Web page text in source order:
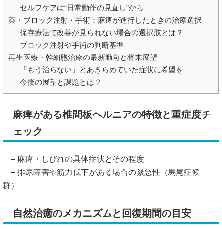
セルフケアは“日常動作の見直し”から
薬・ブロック注射・手術：麻痺が進行したときの治療選択
保存療法で改善が見られない場合の選択肢とは？
ブロック注射や手術の判断基準
再生医療・幹細胞治療の最新動向と将来展望
「もう治らない」とあきらめていた症状に希望を
今後の展望と課題とは？
麻痺がある椎間板ヘルニアの特徴と重症度チ
ェック
– 麻痺・しびれの具体症状とその程度
– 排尿障害や筋力低下がある場合の緊急性（馬尾症候
群）
自然治癒のメカニズムと回復期間の目安